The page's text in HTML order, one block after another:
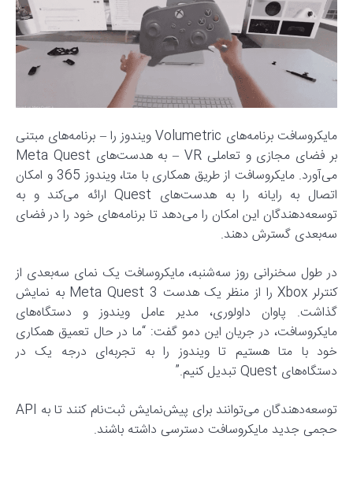
مایکروسافت برنامه‌های Volumetric ویندوز را – برنامه‌های مبتنی
بر فضای مجازی و تعاملی VR – به هدست‌های Meta Quest
می‌آورد. مایکروسافت از طریق همکاری با متا، ویندوز 365 و امکان
اتصال به رایانه را به هدست‌های Quest ارائه می‌کند و به
توسعه‌دهندگان این امکان را می‌دهد تا برنامه‌های خود را در فضای
سه‌بعدی گسترش دهند.
در طول سخنرانی روز سه‌شنبه، مایکروسافت یک نمای سه‌بعدی از
کنترلر Xbox را از منظر یک هدست Meta Quest 3 به نمایش
گذاشت. پاوان داولوری، مدیر عامل ویندوز و دستگاه‌های
مایکروسافت، در جریان این دمو گفت: “ما در حال تعمیق همکاری
خود با متا هستیم تا ویندوز را به تجربه‌ای درجه یک در
دستگاه‌های Quest تبدیل کنیم.”
توسعه‌دهندگان می‌توانند برای پیش‌نمایش ثبت‌نام کنند تا به API
حجمی جدید مایکروسافت دسترسی داشته باشند.